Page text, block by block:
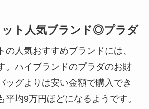
ット人気ブランド◎プラダ
の人気おすすめブランドには、
。ハイブランドのプラダのお財
ッグよりは安い金額で購入でき
平均9万円ほどになるようです。